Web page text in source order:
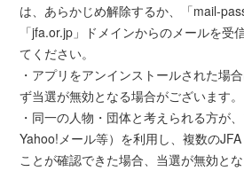
は、あらかじめ解除するか、「mail-
「jfa.or.jp」ドメインからのメールを受
てください。
・アプリをアンインストールされた場
ず当選が無効となる場合がございます。
・同一の人物・団体と考えられる方が
Yahoo!メール等）を利用し、複数の
ことが確認できた場合、当選が無効とな